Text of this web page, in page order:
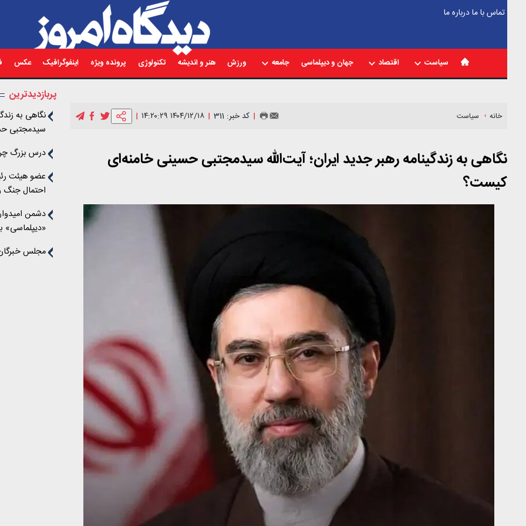
تماس با مادرباره ما
سیاست اقتصاد جهان و دیپلماسی جامعه ورزش هنر و اندیشه تکنولوژی پرونده ویژه اینفوگرافیک عکس
خانه سیاست کد خبر: 311 ۱۴۰۴/۱۲/۱۸ ۱۴:۲۰:۲۹
نگاهی به زندگینامه رهبر جدید ایران؛ آیت‌الله سیدمجتبی حسینی خامنه‌ای
کیست؟
پربازدیدترین
نگاهی به
سیدمجتبی
درس بزرگ
عضو هیئت
احتمال جنگ
دشمن
«دیپلماسی»
مجلس